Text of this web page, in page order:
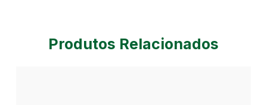
Produtos Relacionados